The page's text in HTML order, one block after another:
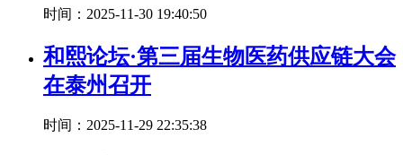
时间：2025-11-30 19:40:50
和熙论坛·第三届生物医药供应链大会
在泰州召开
时间：2025-11-29 22:35:38